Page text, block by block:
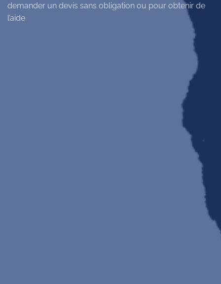
demander un devis sans obligation ou pour obtenir de
l’aide.